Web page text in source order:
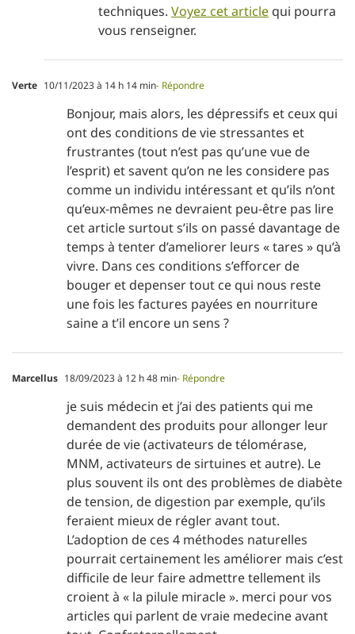
techniques. Voyez cet article qui pourra
vous renseigner.
Verte 10/11/2023 à 14 h 14 min- Répondre
Bonjour, mais alors, les dépressifs et ceux qui
ont des conditions de vie stressantes et
frustrantes (tout n’est pas qu’une vue de
l’esprit) et savent qu’on ne les considere pas
comme un individu intéressant et qu’ils n’ont
qu’eux-mêmes ne devraient peu-être pas lire
cet article surtout s’ils on passé davantage de
temps à tenter d’ameliorer leurs « tares » qu’à
vivre. Dans ces conditions s’efforcer de
bouger et depenser tout ce qui nous reste
une fois les factures payées en nourriture
saine a t’il encore un sens ?
Marcellus 18/09/2023 à 12 h 48 min- Répondre
je suis médecin et j’ai des patients qui me
demandent des produits pour allonger leur
durée de vie (activateurs de télomérase,
MNM, activateurs de sirtuines et autre). Le
plus souvent ils ont des problèmes de diabète
de tension, de digestion par exemple, qu’ils
feraient mieux de régler avant tout.
L’adoption de ces 4 méthodes naturelles
pourrait certainement les améliorer mais c’est
difficile de leur faire admettre tellement ils
croient à « la pilule miracle ». merci pour vos
articles qui parlent de vraie medecine avant